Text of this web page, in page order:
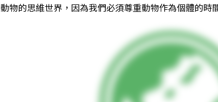
動物的思維世界，因為我們必須尊重動物作為個體的時